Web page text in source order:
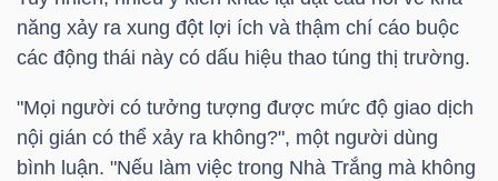
năng xảy ra xung đột lợi ích và thậm chí cáo buộc
các động thái này có dấu hiệu thao túng thị trường.
"Mọi người có tưởng tượng được mức độ giao dịch
nội gián có thể xảy ra không?", một người dùng
bình luận. "Nếu làm việc trong Nhà Trắng mà không
Báo
phân
tích
(-)